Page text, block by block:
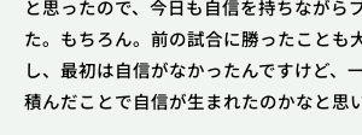
と思ったので、今日も自信を持ちながら
た。もちろん。前の試合に勝ったことも
し、最初は自信がなかったんですけど、
積んだことで自信が生まれたのかなと思い